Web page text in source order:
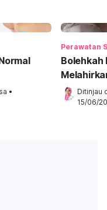
•
Perawatan
Bolehkah
Ditinjau
15/06/